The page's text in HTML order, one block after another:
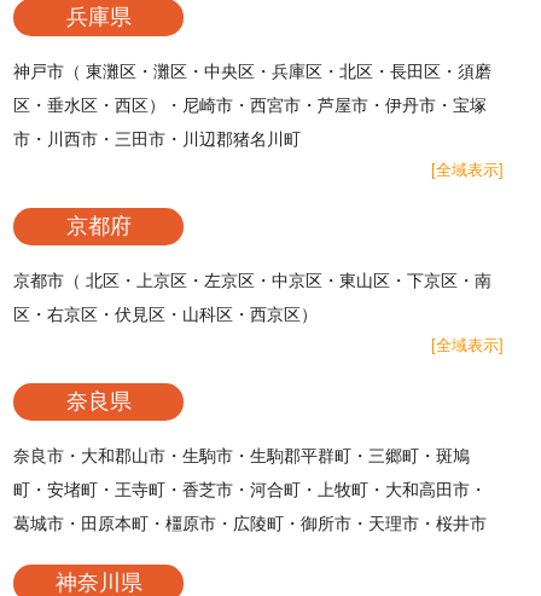
兵庫県
神戸市（ 東灘区・灘区・中央区・兵庫区・北区・長田区・須磨
区・垂水区・西区）・尼崎市・西宮市・芦屋市・伊丹市・宝塚
市・川西市・三田市・川辺郡猪名川町
[全域表示]
京都府
京都市（ 北区・上京区・左京区・中京区・東山区・下京区・南
区・右京区・伏見区・山科区・西京区）
[全域表示]
奈良県
奈良市・大和郡山市・生駒市・生駒郡平群町・三郷町・斑鳩
町・安堵町・王寺町・香芝市・河合町・上牧町・大和高田市・
葛城市・田原本町・橿原市・広陵町・御所市・天理市・桜井市
神奈川県